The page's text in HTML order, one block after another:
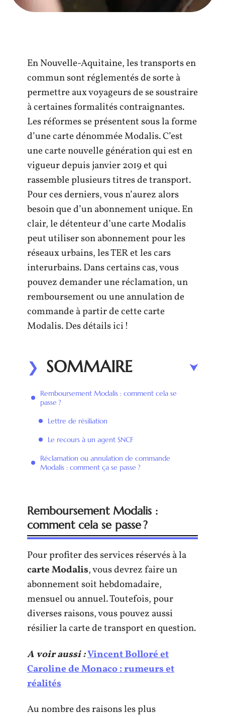
En Nouvelle-Aquitaine, les transports en
commun sont réglementés de sorte à
permettre aux voyageurs de se soustraire
à certaines formalités contraignantes.
Les réformes se présentent sous la forme
d’une carte dénommée Modalis. C’est
une carte nouvelle génération qui est en
vigueur depuis janvier 2019 et qui
rassemble plusieurs titres de transport.
Pour ces derniers, vous n’aurez alors
besoin que d’un abonnement unique. En
clair, le détenteur d’une carte Modalis
peut utiliser son abonnement pour les
réseaux urbains, les TER et les cars
interurbains. Dans certains cas, vous
pouvez demander une réclamation, un
remboursement ou une annulation de
commande à partir de cette carte
Modalis. Des détails ici !
SOMMAIRE
Remboursement Modalis : comment cela se
passe ?
Lettre de résiliation
Le recours à un agent SNCF
Réclamation ou annulation de commande
Modalis : comment ça se passe ?
Remboursement Modalis :
comment cela se passe ?
Pour profiter des services réservés à la
carte Modalis, vous devrez faire un
abonnement soit hebdomadaire,
mensuel ou annuel. Toutefois, pour
diverses raisons, vous pouvez aussi
résilier la carte de transport en question.
A voir aussi :Vincent Bolloré et
Caroline de Monaco : rumeurs et
réalités
Au nombre des raisons les plus